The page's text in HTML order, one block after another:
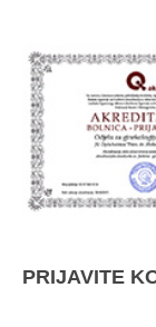
PRIJAVITE